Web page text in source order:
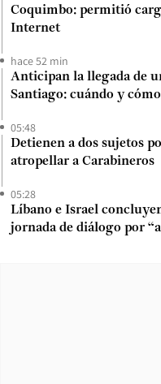
Coquimbo: permitió
Internet
hace 52 min
Anticipan la llegada de
Santiago: cuándo y
05:48
Detienen a dos sujetos
atropellar a Carabineros
05:28
Líbano e Israel
jornada de diálogo por